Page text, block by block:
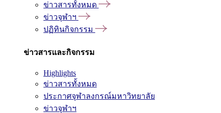
ข่าวสารทั้งหมด
ข่าวจุฬาฯ
ปฏิทินกิจกรรม
ข่าวสารและกิจกรรม
Highlights
ข่าวสารทั้งหมด
ประกาศจุฬาลงกรณ์มหาวิทยาลัย
ข่าวจุฬาฯ